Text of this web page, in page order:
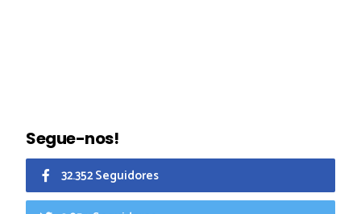
Segue-nos!
32.352 Seguidores